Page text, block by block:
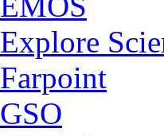
Explore
Farpoint
GSO